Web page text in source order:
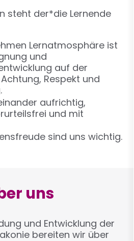
steht der*die Lernende
Lernatmosphäre ist
und
auf der
Respekt und
aufrichtig,
und mit
sind uns wichtig.
uns
und Entwicklung der
bereiten wir über